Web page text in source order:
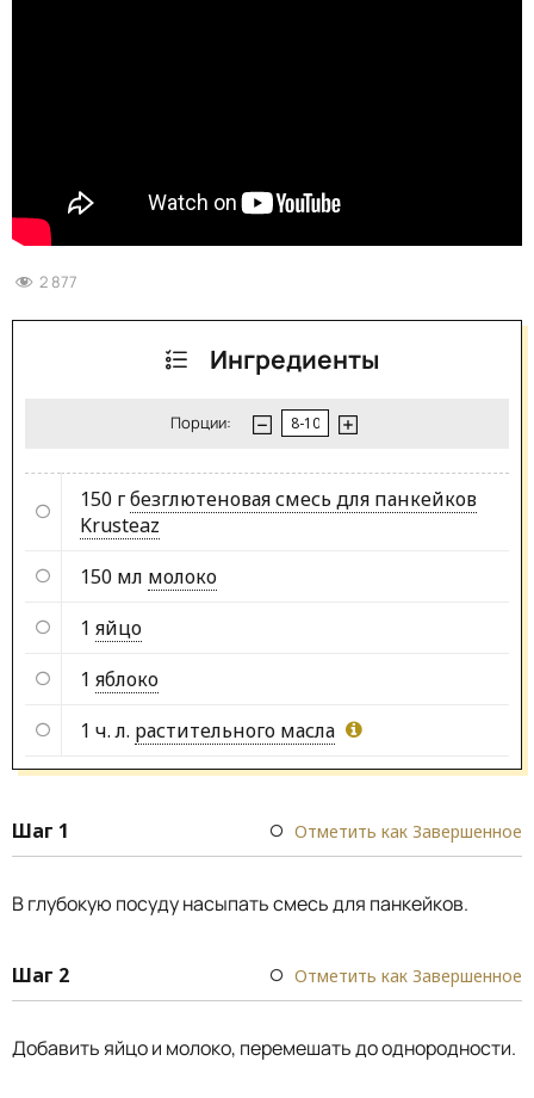
2 877
Ингредиенты
Порции:
150 гбезглютеновая смесь для панкейков
Krusteaz
150 мл молоко
1 яйцо
1 яблоко
1 ч. л. растительного масла
Шаг 1 Отметить как Завершенное
В глубокую посуду насыпать смесь для панкейков.
Шаг 2 Отметить как Завершенное
Добавить яйцо и молоко, перемешать до однородности.